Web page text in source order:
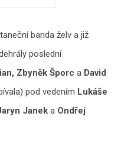
banda želv a již
poslední
Zbyněk Šporca David
pod vedením Lukáše
Janek a Ondřej